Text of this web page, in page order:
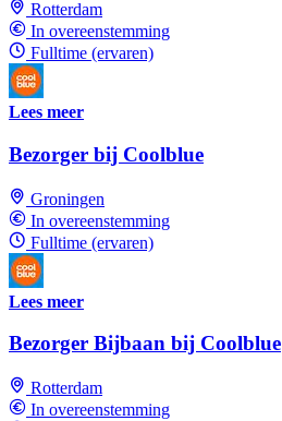
Rotterdam
In overeenstemming
Fulltime (ervaren)
Lees meer
Bezorger bij Coolblue
Groningen
In overeenstemming
Fulltime (ervaren)
Lees meer
Bezorger Bijbaan bij Coolblue
Rotterdam
In overeenstemming